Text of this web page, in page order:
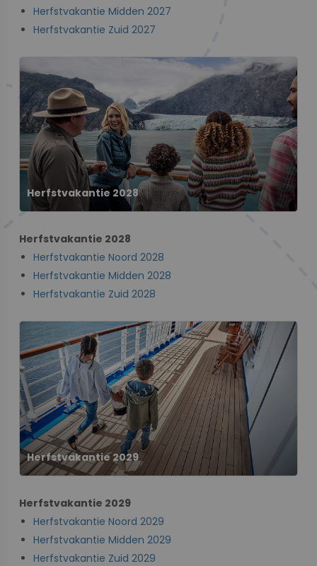
Herfstvakantie Midden 2027
Herfstvakantie Zuid 2027
Herfstvakantie 2028
Herfstvakantie 2028
Herfstvakantie Noord 2028
Herfstvakantie Midden 2028
Herfstvakantie Zuid 2028
Herfstvakantie 2029
Herfstvakantie 2029
Herfstvakantie Noord 2029
Herfstvakantie Midden 2029
Herfstvakantie Zuid 2029